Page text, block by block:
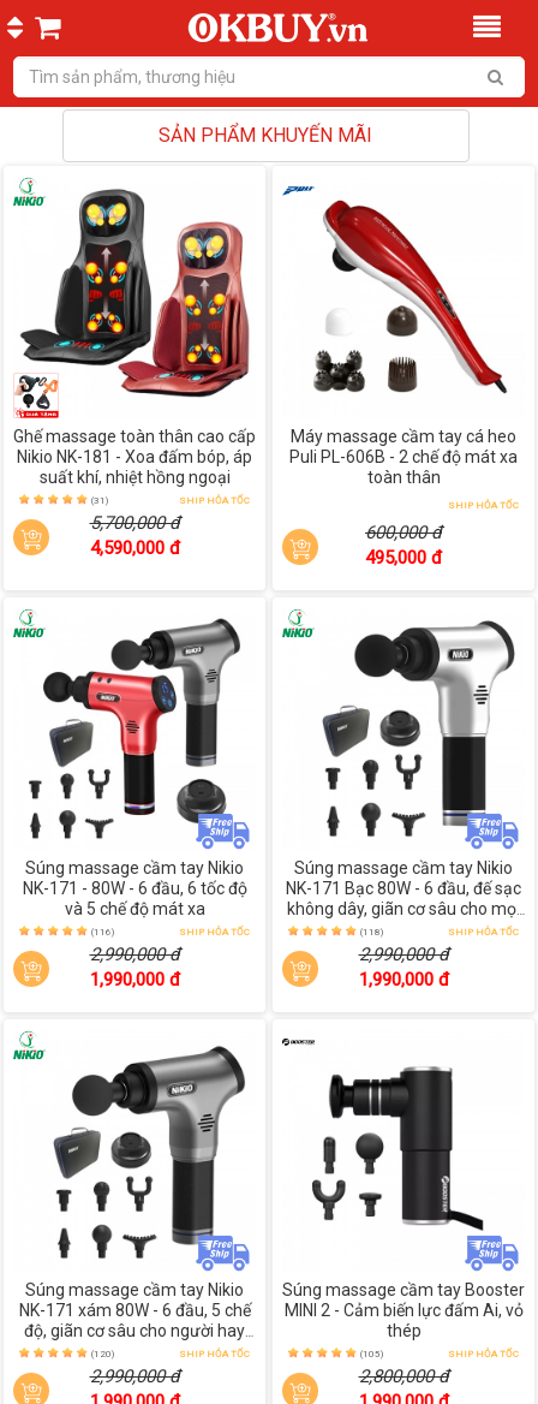
SẢN PHẨM KHUYẾN MÃI
Ghế massage toàn thân cao cấp
Nikio NK-181 - Xoa đấm bóp, áp
suất khí, nhiệt hồng ngoại
(31) SHIP HỎA TỐC
5,700,000 đ
4,590,000 đ
Máy massage cầm tay cá heo
Puli PL-606B - 2 chế độ mát xa
toàn thân
SHIP HỎA TỐC
600,000 đ
495,000 đ
Súng massage cầm tay Nikio
NK-171 - 80W - 6 đầu, 6 tốc độ
và 5 chế độ mát xa
(116) SHIP HỎA TỐC
2,990,000 đ
1,990,000 đ
Súng massage cầm tay Nikio
NK-171 Bạc 80W - 6 đầu, đế sạc
không dây, giãn cơ sâu cho mọi
lứa tuổi
(118) SHIP HỎA TỐC
2,990,000 đ
1,990,000 đ
Súng massage cầm tay Nikio
NK-171 xám 80W - 6 đầu, 5 chế
độ, giãn cơ sâu cho người hay
vận động
(120) SHIP HỎA TỐC
2,990,000 đ
Súng massage cầm tay Booster
MINI 2 - Cảm biến lực đấm Ai, vỏ
thép
(105) SHIP HỎA TỐC
2,800,000 đ